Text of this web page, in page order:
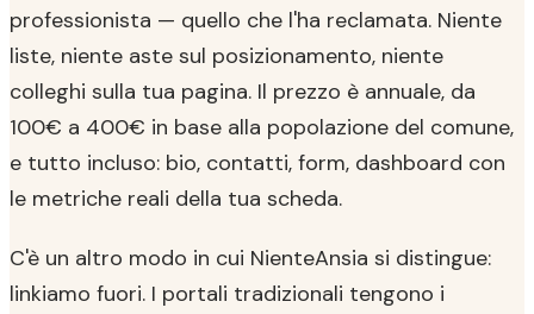
professionista — quello che l'ha reclamata. Niente
liste, niente aste sul posizionamento, niente
colleghi sulla tua pagina. Il prezzo è annuale, da
100€ a 400€ in base alla popolazione del comune,
e tutto incluso: bio, contatti, form, dashboard con
le metriche reali della tua scheda.
C'è un altro modo in cui NienteAnsia si distingue:
linkiamo fuori. I portali tradizionali tengono i